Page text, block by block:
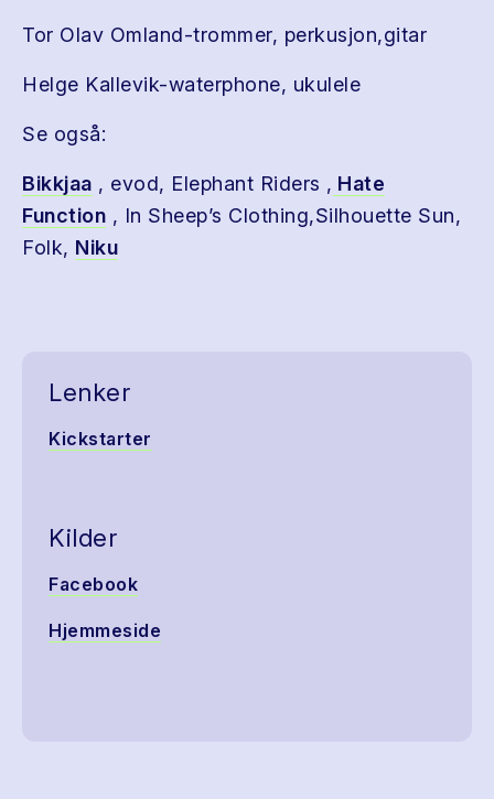
Tor Olav Omland-trommer, perkusjon,gitar
Helge Kallevik-waterphone, ukulele
Se også:
Bikkjaa , evod, Elephant Riders , Hate
Function , In Sheep’s Clothing,Silhouette Sun,
Folk, Niku
Lenker
Kickstarter
Kilder
Facebook
Hjemmeside